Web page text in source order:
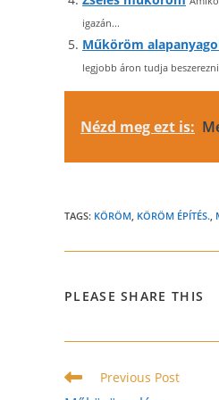
igazán...
Műköröm
legjobb áron tudja
Nézd meg ezt is:
TAGS: KÖRÖM, KÖRÖM ÉPÍTÉS.,
PLEASE SHARE THIS
Read
more
Previous Post